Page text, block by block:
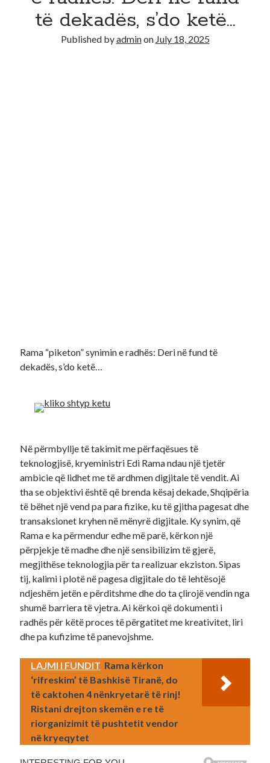
të dekadës, s’do ketë…
Published byadminon July 18, 2025
Rama “piketon” synimin e radhës: Deri në fund të
dekadës, s’do ketë…
Në përmbyllje të takimit me përfaqësues të
teknologjisë, kryeministri Edi Rama ndau një tjetër
ambicie që lidhet me të ardhmen digjitale të vendit. Ai
tha se objektivi është që brenda kësaj dekade, Shqipëria
të bëhet një vend pa para fizike, ku të gjitha pagesat dhe
transaksionet kryhen në mënyrë digjitale. Ky synim, që
Rama e ka përmendur edhe më parë, kërkon një
përpjekje të madhe dhe një sensibilizim të gjerë,
megjithëse teknologjia për ta realizuar ekziston. Sipas
tij, kalimi i plotë në pagesa digjitale do të lehtësojë
ndjeshëm jetën e përditshme dhe do ta çlirojë vendin nga
shumë barriera të vjetra. Ai kërkoi që dokumenti i
radhës për këtë proces të përgatitet me kreativitet, liri
dhe pa kufizime të panevojshme.
LAJMI I FUNDIT Rama kërkon
‘rifreskim’ të Bashkisë Tiranë, do
të caktohen 4 nënkryetarë të rinj!
Ristani drejton skemën e re të
riorganizimit të pushtetit vendor
në kryeqytet